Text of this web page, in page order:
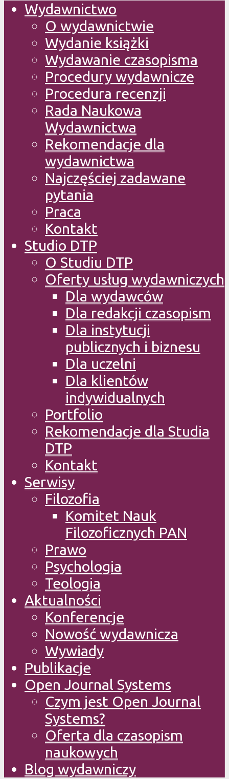
Wydawnictwo
O wydawnictwie
Wydanie książki
Wydawanie czasopisma
Procedury wydawnicze
Procedura recenzji
Rada Naukowa
Wydawnictwa
Rekomendacje dla
wydawnictwa
Najczęściej zadawane
pytania
Praca
Kontakt
Studio DTP
O Studiu DTP
Oferty usług wydawniczych
Dla wydawców
Dla redakcji czasopism
Dla instytucji
publicznych i biznesu
Dla uczelni
Dla klientów
indywidualnych
Portfolio
Rekomendacje dla Studia
DTP
Kontakt
Serwisy
Filozofia
Komitet Nauk
Filozoficznych PAN
Prawo
Psychologia
Teologia
Aktualności
Konferencje
Nowość wydawnicza
Wywiady
Publikacje
Open Journal Systems
Czym jest Open Journal
Systems?
Oferta dla czasopism
naukowych
Blog wydawniczy